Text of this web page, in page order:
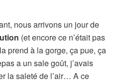
nous arrivons un jour de
(et encore ce n’était pas
prend à la gorge, ça pue, ça
a un sale goût, j’avais
la saleté de l’air… A ce